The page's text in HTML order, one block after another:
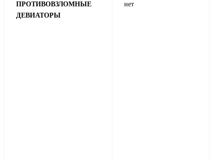
ПРОТИВОВЗЛОМНЫЕ
ДЕВИАТОРЫ
нет